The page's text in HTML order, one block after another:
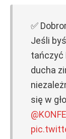
✅
Jeśli
tańczyć
ducha
się w